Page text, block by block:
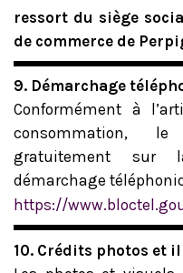
ressort du siège
de commerce de
9. Démarchage
Conformément à
consommation,
gratuitement sur
démarchage
https://
10. Crédits photos et